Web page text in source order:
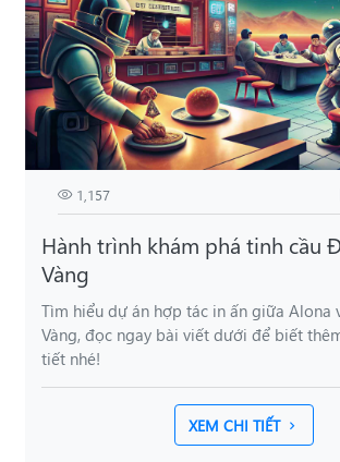
1,157
Hành trình khám phá tinh cầu
Vàng
Tìm hiểu dự án hợp tác in ấn giữa Alona
Vàng, đọc ngay bài viết dưới để biết
tiết nhé!
XEM CHI TIẾT